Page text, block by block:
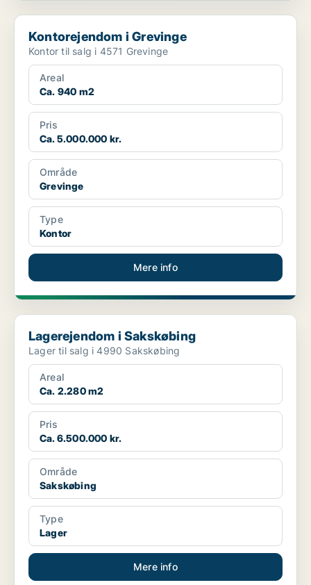
Kontorejendom i Grevinge
Kontorejendom i Grevinge
Kontor til salg i 4571 Grevinge
Areal
Ca. 940 m2
Pris
Ca. 5.000.000 kr.
Område
Grevinge
Type
Kontor
Mere info
Lagerejendom i Sakskøbing
Lagerejendom i Sakskøbing
Lager til salg i 4990 Sakskøbing
Areal
Ca. 2.280 m2
Pris
Ca. 6.500.000 kr.
Område
Sakskøbing
Type
Lager
Mere info